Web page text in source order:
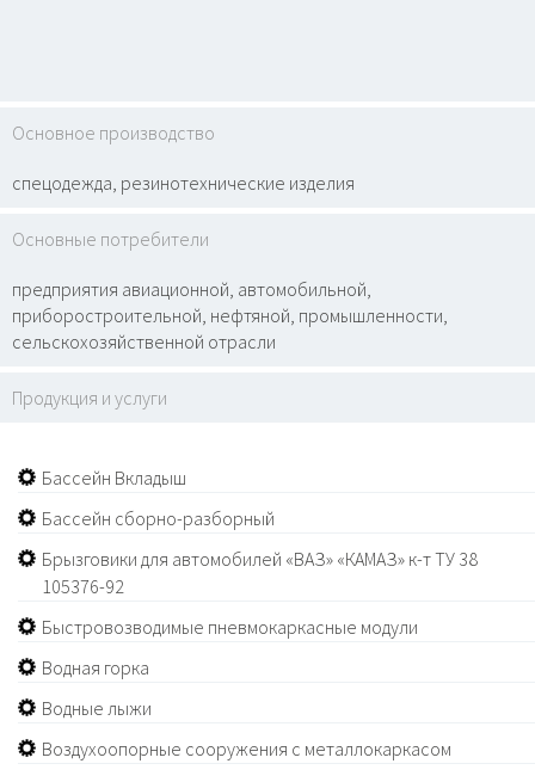
Основное производство
спецодежда, резинотехнические изделия
Основные потребители
предприятия авиационной, автомобильной,
приборостроительной, нефтяной, промышленности,
сельскохозяйственной отрасли
Продукция и услуги
Бассейн Вкладыш
Бассейн сборно-разборный
Брызговики для автомобилей «ВАЗ» «КАМАЗ» к-т ТУ 38
105376-92
Быстровозводимые пневмокаркасные модули
Водная горка
Водные лыжи
Воздухоопорные сооружения с металлокаркасом